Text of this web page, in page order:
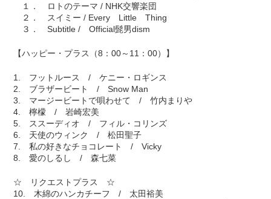
１． ロトのテーマ / NHK交響楽団
２． スイミー / Every Little Thing
３． Subtitle / Official髭男dism
【ハッピー・プラス（8：00～11：00）】
1. フットルース / ケニー・ロギンス
2. ブラザービート / Snow Man
3. マージービートで唄わせて / 竹内まりや
4. 檸檬 / 岩崎宏美
5. ススーディオ / フィル・コリンズ
6. 天使のウィンク / 松田聖子
7. 私の好きなチョコレート / Vicky
8. 愛のしるし / 森七菜
☆ リクエストプラス ☆
10. 木綿のハンカチーフ / 太田裕美